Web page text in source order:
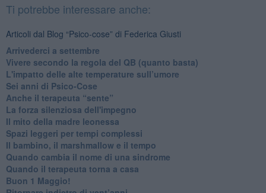
Ti potrebbe interessare anche:
Articoli dal Blog “Psico-cose” di Federica Giusti
​Arrivederci a settembre
​Vivere secondo la regola del QB (quanto basta)
​L'impatto delle alte temperature sull’umore
Sei anni di Psico-Cose
​Anche il terapeuta “sente”
​La forza silenziosa dell'impegno
​Il mito della madre leonessa
Spazi leggeri per tempi complessi
Il bambino, il marshmallow e il tempo
​Quando cambia il nome di una sindrome
​Quando il terapeuta torna a casa
​Buon 1 Maggio!